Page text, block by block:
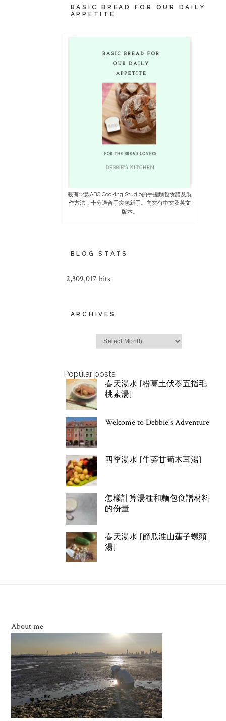
BASIC BREAD FOR OUR DAILY
APPETITE
載有12款ABC Cooking Studio的手搓麵包食譜及製
作方法，十分適合手搓包新手。內文有中文及英文
版本。
BLOG STATS
2,309,017 hits
ARCHIVES
Popular posts
春天湯水 [粉葛土伏苓五指毛
桃素湯]
Welcome to Debbie's Adventure
四季湯水 [牛蒡甘筍木耳湯]
怎樣計算湯種和麵包食譜材料
的份量
春天湯水 [節瓜淮山蓮子螺頭
湯]
About me